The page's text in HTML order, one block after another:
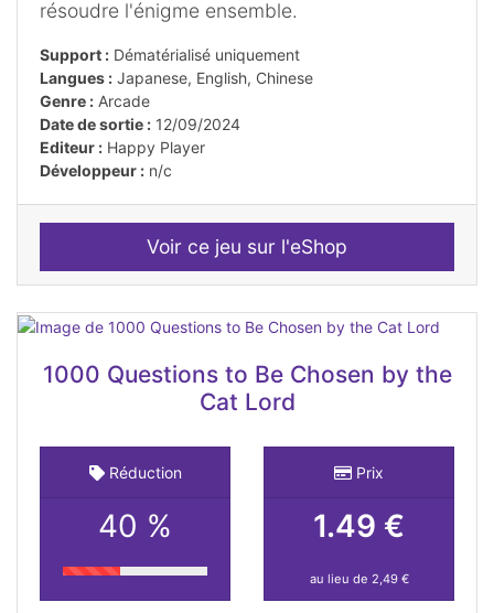
résoudre l'énigme ensemble.
Support : Dématérialisé uniquement
Langues : Japanese, English, Chinese
Genre : Arcade
Date de sortie : 12/09/2024
Editeur : Happy Player
Développeur : n/c
Voir ce jeu sur l'eShop
1000 Questions to Be Chosen by the
Cat Lord
Réduction
40 %
Prix
1.49 €
au lieu de 2,49 €